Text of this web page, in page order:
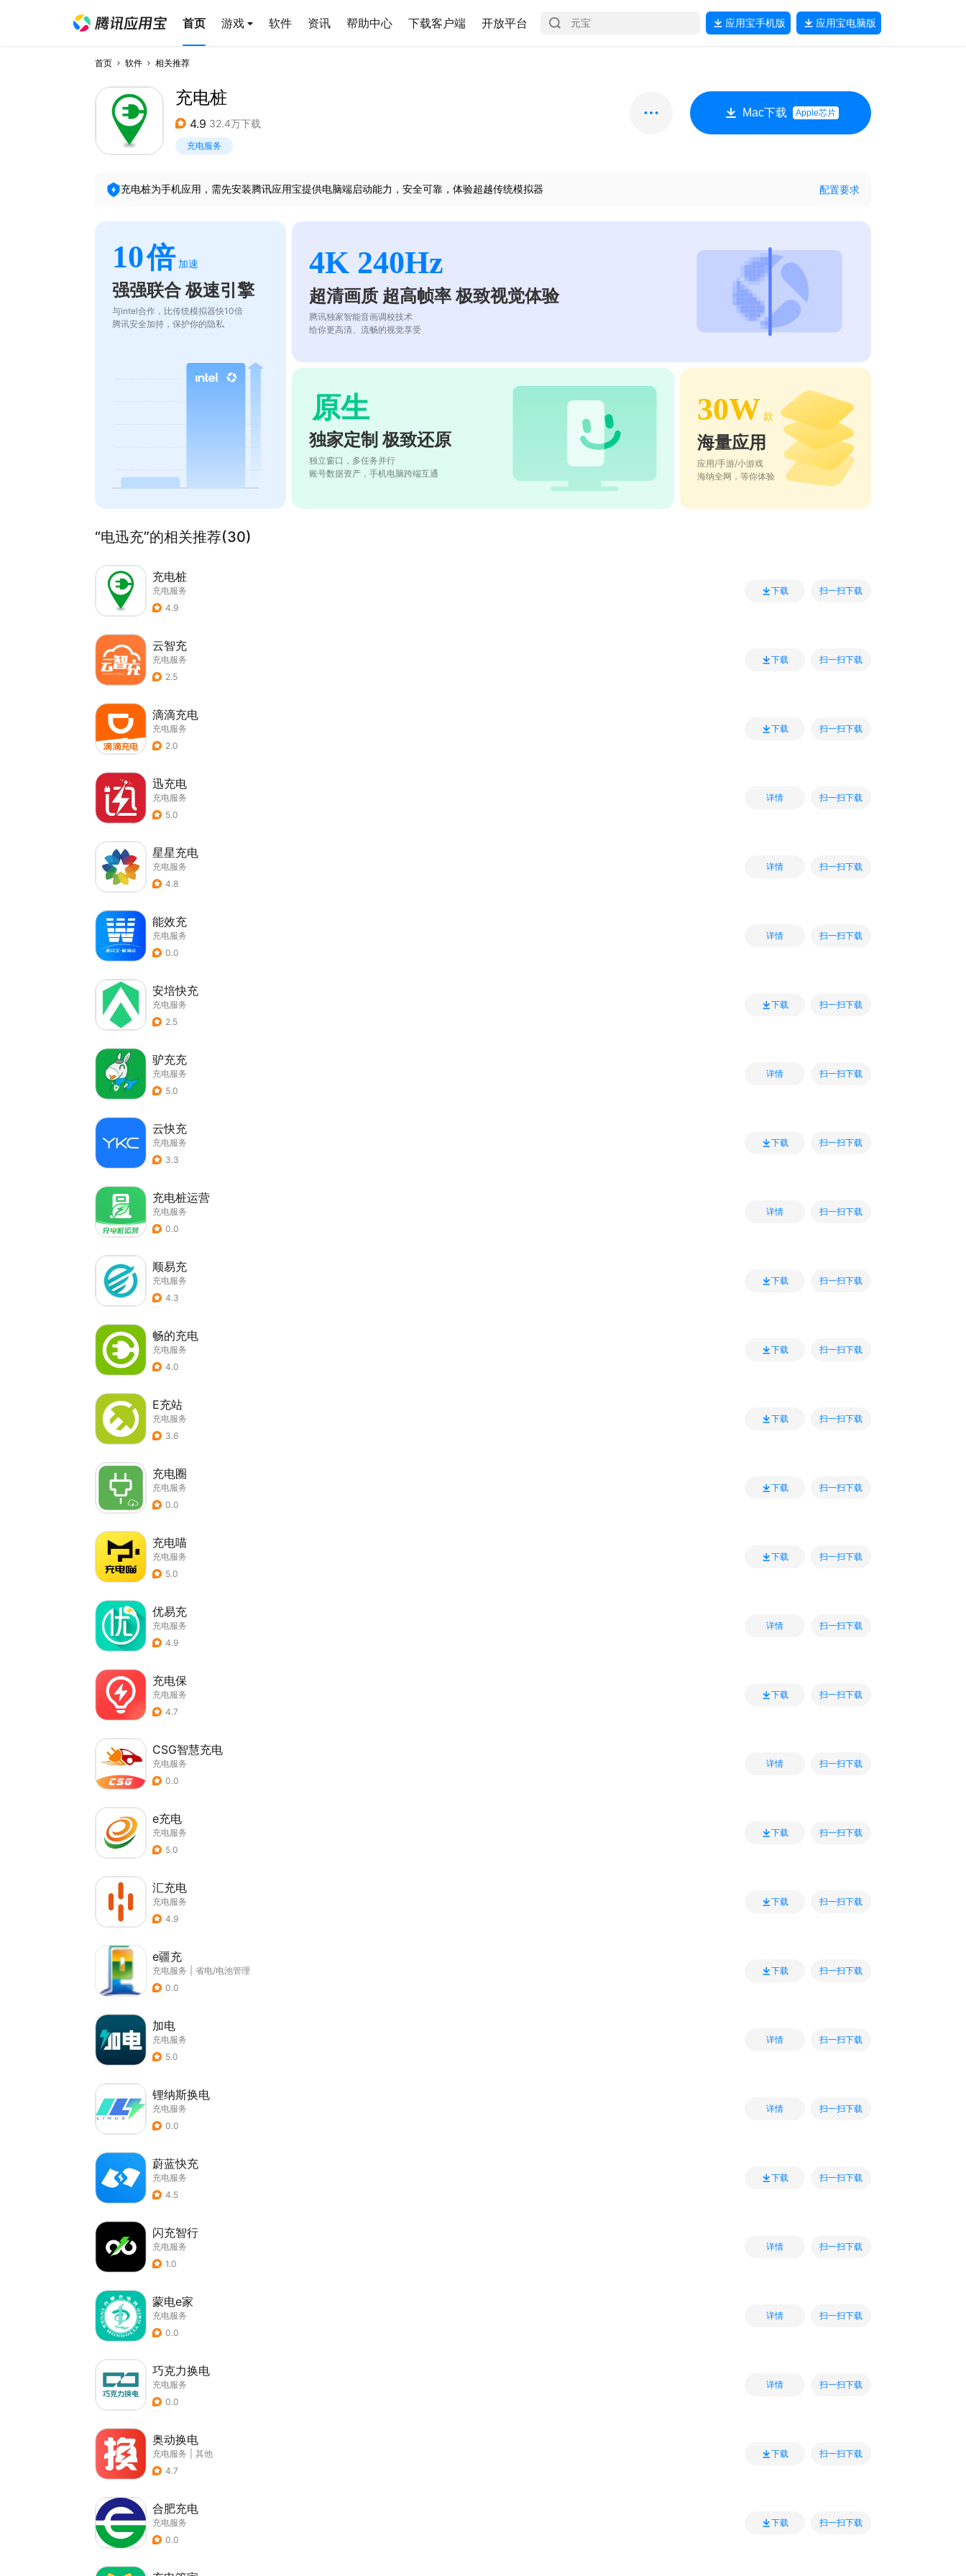
首页 游戏 软件 资讯 帮助中心 下载客户端 开放平台 应用宝手机版 应用宝电脑版
首页 软件 相关推荐
充电桩
4.9 32.4万下载
充电服务
Mac下载 Apple芯片
充电桩为手机应用，需先安装腾讯应用宝提供电脑端启动能力，安全可靠，体验超越传统模拟器 配置要求
10倍 加速
强强联合 极速引擎
与intel合作，比传统模拟器快10倍
腾讯安全加持，保护你的隐私
4K 240Hz
超清画质 超高帧率 极致视觉体验
腾讯独家智能音画调校技术
给你更高清、流畅的视觉享受
原生
独家定制 极致还原
独立窗口，多任务并行
账号数据资产，手机电脑跨端互通
30W 款
海量应用
应用/手游/小游戏
海纳全网，等你体验
“电迅充”的相关推荐(30)
充电桩
充电服务
4.9
下载 扫一扫下载
云智充
充电服务
2.5
下载 扫一扫下载
滴滴充电
充电服务
2.0
下载 扫一扫下载
迅充电
充电服务
5.0
详情 扫一扫下载
星星充电
充电服务
4.8
详情 扫一扫下载
能效充
充电服务
0.0
详情 扫一扫下载
安培快充
充电服务
2.5
下载 扫一扫下载
驴充充
充电服务
5.0
详情 扫一扫下载
云快充
充电服务
3.3
下载 扫一扫下载
充电桩运营
充电服务
0.0
详情 扫一扫下载
顺易充
充电服务
4.3
下载 扫一扫下载
畅的充电
充电服务
4.0
下载 扫一扫下载
E充站
充电服务
3.6
下载 扫一扫下载
充电圈
充电服务
0.0
下载 扫一扫下载
充电喵
充电服务
5.0
下载 扫一扫下载
优易充
充电服务
4.9
详情 扫一扫下载
充电保
充电服务
4.7
下载 扫一扫下载
CSG智慧充电
充电服务
0.0
详情 扫一扫下载
e充电
充电服务
5.0
下载 扫一扫下载
汇充电
充电服务
4.9
下载 扫一扫下载
e疆充
充电服务
省电/电池管理
0.0
下载 扫一扫下载
加电
充电服务
5.0
详情 扫一扫下载
锂纳斯换电
充电服务
0.0
详情 扫一扫下载
蔚蓝快充
充电服务
4.5
下载 扫一扫下载
闪充智行
充电服务
1.0
详情 扫一扫下载
蒙电e家
充电服务
0.0
详情 扫一扫下载
巧克力换电
充电服务
0.0
详情 扫一扫下载
奥动换电
充电服务
其他
4.7
下载 扫一扫下载
合肥充电
充电服务
0.0
下载 扫一扫下载